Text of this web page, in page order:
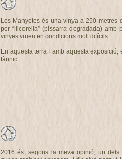
Les Manyetes és una vinya a 250 metres
per “llicorella” (pissarra degradada)
vinyes viuen en condicions molt difícils.
En aquesta terra i amb aquesta
tànnic.
2016 és, segons la meva opinió, un